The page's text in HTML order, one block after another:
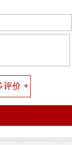
弟弟的孩子出生，
易学大师后，就选
后来免费帮我起的
评价 +